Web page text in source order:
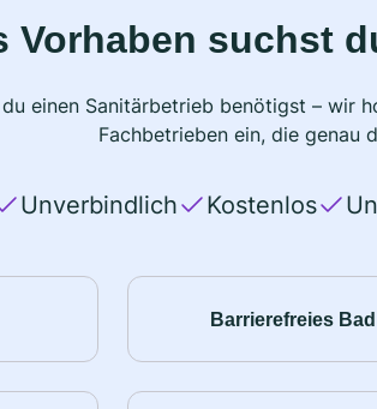
Vorhaben suchst
einen Sanitärbetrieb benötigst – wir
Fachbetrieben ein, die genau
Unverbindlich Kostenlos
Barrierefreies Bad